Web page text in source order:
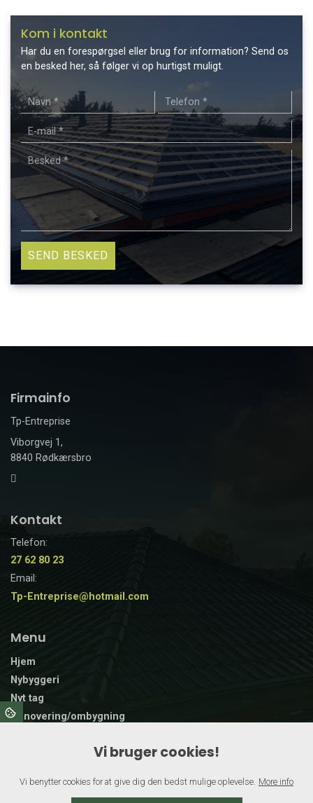
Kom i kontakt
Har du en forespørgsel eller brug for information? Send os
en besked her, så følger vi op hurtigst muligt.
Firmainfo
Tp-Entreprise
Viborgvej 1,
8840 Rødkærsbro
Kontakt
Telefon:
27 62 80 23
Email:
Tp-Entreprise@hotmail.com
Menu
Hjem
Nybyggeri
Nyt tag
Renovering/ombygning
Vi bruger cookies!
Vi benytter cookies for at give dig den bedst mulige oplevelse. More info